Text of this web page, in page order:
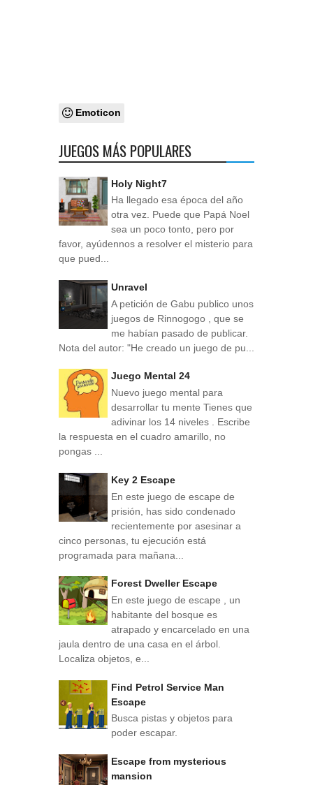
Emoticon
JUEGOS MÁS POPULARES
Holy Night7
Ha llegado esa época del año
otra vez. Puede que Papá Noel
sea un poco tonto, pero por
favor, ayúdennos a resolver el misterio para
que pued...
Unravel
A petición de Gabu publico unos
juegos de Rinnogogo , que se
me habían pasado de publicar.
Nota del autor: "He creado un juego de pu...
Juego Mental 24
Nuevo juego mental para
desarrollar tu mente Tienes que
adivinar los 14 niveles . Escribe
la respuesta en el cuadro amarillo, no
pongas ...
Key 2 Escape
En este juego de escape de
prisión, has sido condenado
recientemente por asesinar a
cinco personas, tu ejecución está
programada para mañana...
Forest Dweller Escape
En este juego de escape , un
habitante del bosque es
atrapado y encarcelado en una
jaula dentro de una casa en el árbol.
Localiza objetos, e...
Find Petrol Service Man
Escape
Busca pistas y objetos para
poder escapar.
Escape from mysterious
mansion